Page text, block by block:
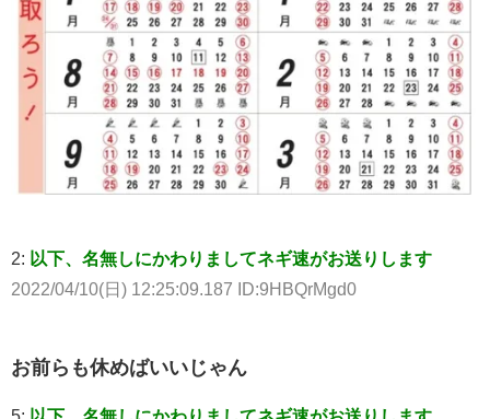
2: 以下、名無しにかわりましてネギ速がお送りします
2022/04/10(日) 12:25:09.187 ID:9HBQrMgd0
お前らも休めばいいじゃん
5: 以下、名無しにかわりましてネギ速がお送りします